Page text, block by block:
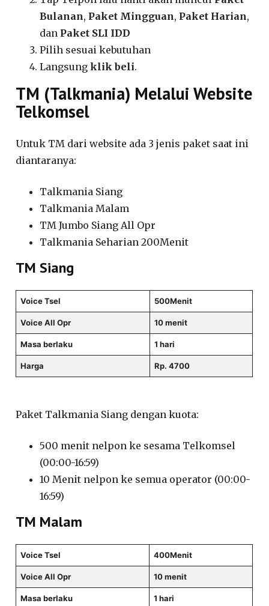
Bulanan, Paket Mingguan, Paket Harian,
dan Paket SLI IDD
Pilih sesuai kebutuhan
Langsungklik beli.
TM (Talkmania) Melalui Website
Telkomsel
Untuk TM dari website ada 3 jenis paket saat ini
diantaranya:
Talkmania Siang
Talkmania Malam
TM Jumbo Siang All Opr
Talkmania Seharian 200Menit
TM Siang
Voice Tsel 500Menit
Voice All Opr 10 menit
Masa berlaku 1 hari
Harga Rp. 4700
Paket Talkmania Siang dengan kuota:
500 menit nelpon ke sesama Telkomsel
(00:00-16:59)
10 Menit nelpon ke semua operator (00:00-
16:59)
TM Malam
Voice Tsel 400Menit
Voice All Opr 10 menit
Masa berlaku 1 hari